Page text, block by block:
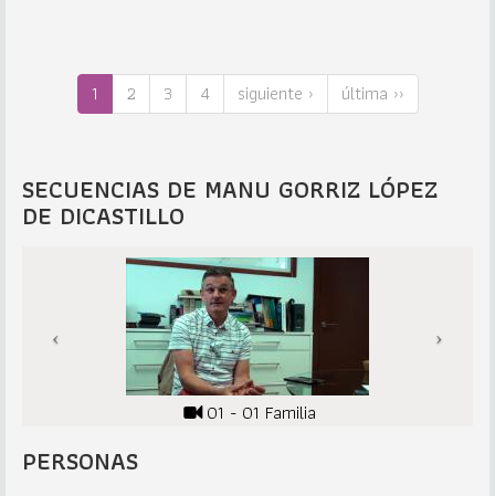
1 2 3 4 siguiente › última ››
SECUENCIAS DE MANU GORRIZ LÓPEZ
DE DICASTILLO
01 - 01 Familia
PERSONAS